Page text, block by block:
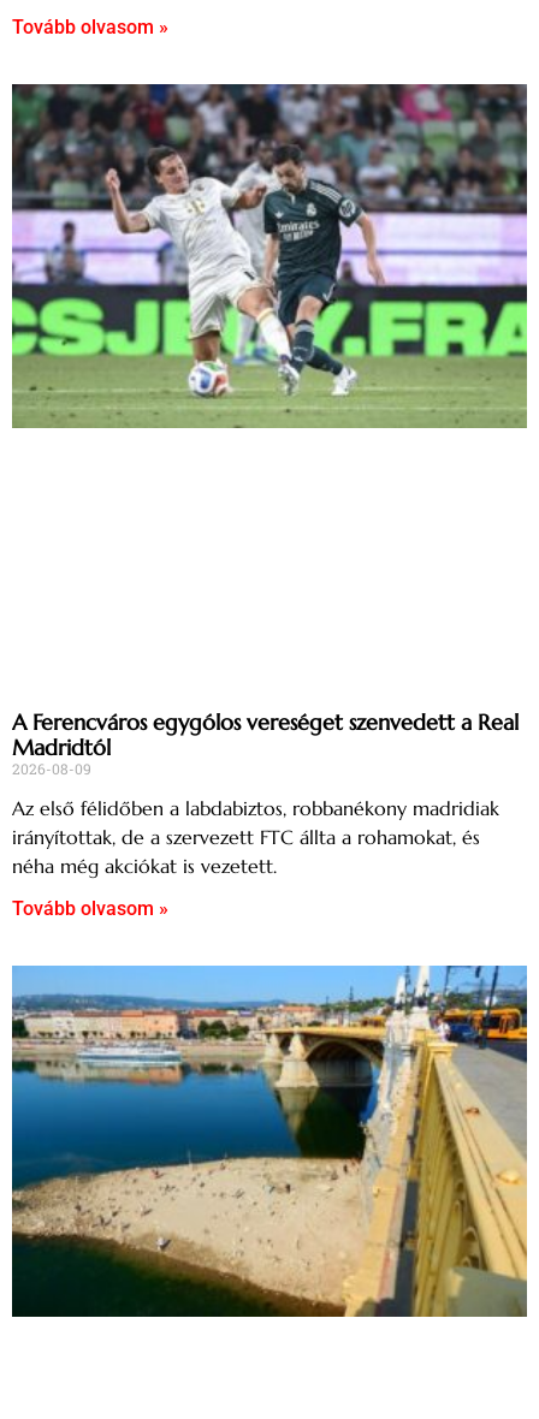
Tovább olvasom »
A Ferencváros egygólos vereséget szenvedett a Real
Madridtól
2026-08-09
Az első félidőben a labdabiztos, robbanékony madridiak
irányítottak, de a szervezett FTC állta a rohamokat, és
néha még akciókat is vezetett.
Tovább olvasom »